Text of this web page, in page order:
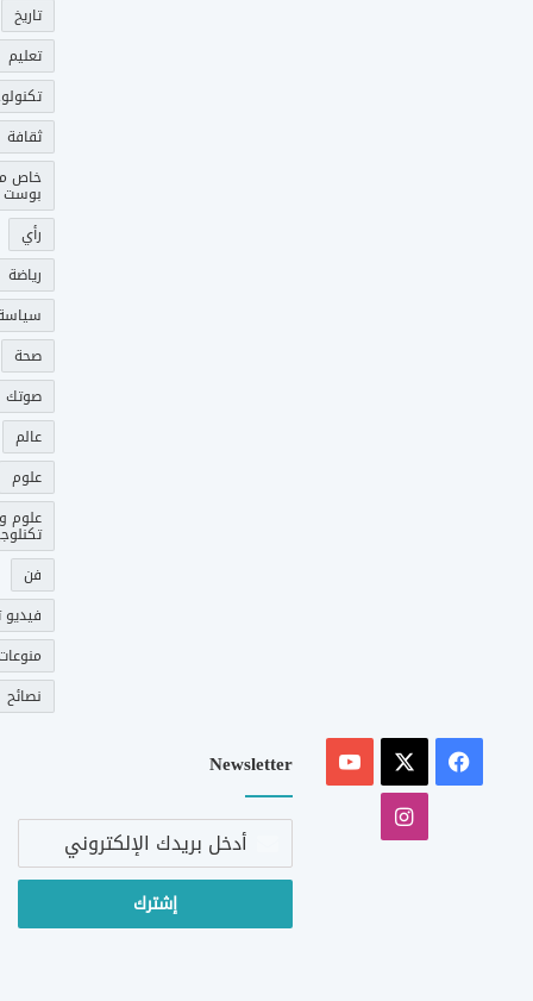
تاريخ
تعليم
ثقافة
خاص
بوست
رأي
رياضة
صحة
عالم
علوم
علوم و
فن
فيديو
نصائح
فيسبوك
‫YouTube
انستقرام
Newsletter
أدخل
الإلكتروني